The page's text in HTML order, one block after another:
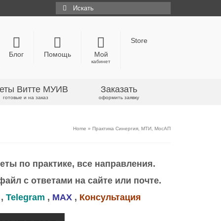
Искать:
Блог Помощь Мой
кабинет
Store
Витте МУИВ
готовые и на заказ
Заказать
оформить заявку
Home » Практика Синергия, МТИ, МосАП
по практике, все направления.
с ответами на сайте или почте.
, Telegram , MAX , Консультация